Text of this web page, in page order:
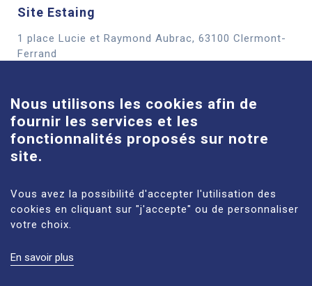
Site Estaing
1 place Lucie et Raymond Aubrac, 63100 Clermont-
Ferrand
Site Louise-Michel
61 route de Châteaugay, 63118 Cébazat
En savoir plus
MENTIONS LÉGALES
Nous utilisons les cookies afin de
fournir les services et les
fonctionnalités proposés sur notre
site.
Vous avez la possibilité d'accepter l'utilisation des
cookies en cliquant sur "j'accepte" ou de personnaliser
votre choix.
En savoir plus